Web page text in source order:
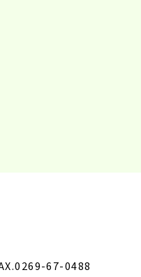
67-0488